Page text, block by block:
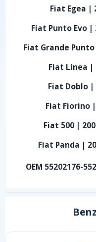
Fiat Egea |
Fiat Punto Evo |
Fiat Grande Punto
Fiat Linea |
Fiat Doblo |
Fiat Fiorino |
Fiat 500 |
Fiat Panda |
OEM 55202176-